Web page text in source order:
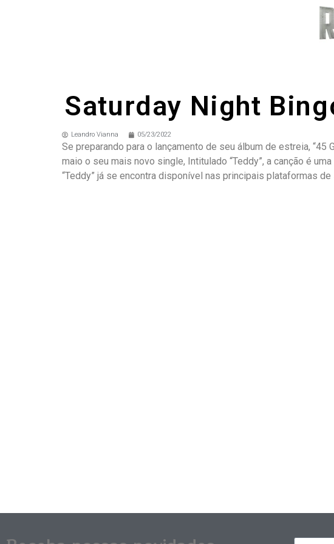
Saturday Night
Leandro Vianna 05/23/2022
Se preparando para o lançamento de seu álbum de estreia, “45
maio o seu mais novo single, Intitulado “Teddy”, a canção é
“Teddy” já se encontra disponível nas principais plataformas